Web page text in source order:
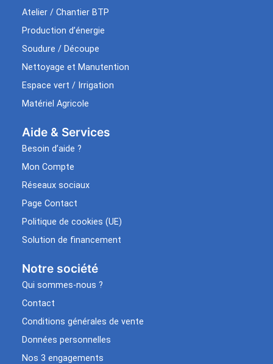
Atelier / Chantier BTP
Production d’énergie
Soudure / Découpe
Nettoyage et Manutention
Espace vert / Irrigation
Matériel Agricole
Aide & Services​
Besoin d’aide ?
Mon Compte
Réseaux sociaux
Page Contact
Politique de cookies (UE)
Solution de financement
Notre société
Qui sommes-nous ?
Contact
Conditions générales de vente
Données personnelles
Nos 3 engagements